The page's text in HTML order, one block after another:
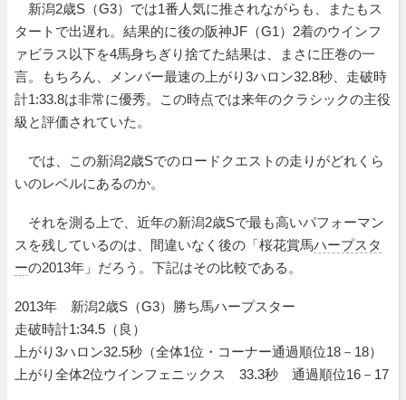
新潟2歳S（G3）では1番人気に推されながらも、またもス
タートで出遅れ。結果的に後の阪神JF（G1）2着のウインフ
ァビラス以下を4馬身ちぎり捨てた結果は、まさに圧巻の一
言。もちろん、メンバー最速の上がり3ハロン32.8秒、走破時
計1:33.8は非常に優秀。この時点では来年のクラシックの主役
級と評価されていた。
では、この新潟2歳Sでのロードクエストの走りがどれくら
いのレベルにあるのか。
それを測る上で、近年の新潟2歳Sで最も高いパフォーマン
スを残しているのは、間違いなく後の「桜花賞馬ハープスタ
ーの2013年」だろう。下記はその比較である。
2013年 新潟2歳S（G3）勝ち馬ハープスター
走破時計1:34.5（良）
上がり3ハロン32.5秒（全体1位・コーナー通過順位18－18）
上がり全体2位ウインフェニックス 33.3秒 通過順位16－17